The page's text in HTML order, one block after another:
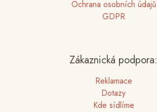
Ochrana osobních údajů
GDPR
Zákaznická podpora:
Reklamace
Dotazy
Kde sídlíme